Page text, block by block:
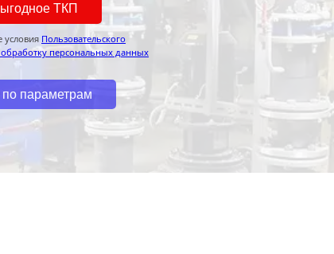
ТКП
Пользовательского
обработку персональных данных
по параметрам